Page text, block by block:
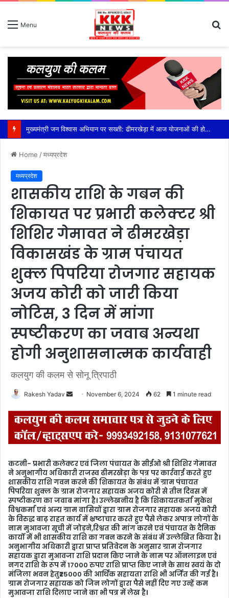
Menu
मुख्यमंत्री जन विश्वास अभियान पर सख्ती: ढीमरखेड़ा में आज योजनाओं की होगी बड़ी समीक्षा, लापरवाही पर रहेगा फोकस,सीईओ युजवेंद्र कोरी की अध्यक्षता में होगी अहम बैठक, सीएम हेल्पलाइन, पीएम आवास, संबल योजना और लंबित विकास कार्यों की होगी विस्तृत समीक्षा
Home /मध्यप्रदेश
मध्यप्रदेश
शासकीय राशि के गबन की
शिकायत पर प्रभारी कलेक्टर श्री
शिशिर गेमावत ने ढीमरखेड़ा
विकासखंड के ग्राम पंचायत
शुक्ल पिपरिया रोजगार सहायक
अजय कोरी को जारी किया
नोटिस, 3 दिन में मांगा
स्पष्टीकरण का जवाब अन्यथा
होगी अनुशासनात्मक कार्यवाही
कलयुग की कलम से सोनू त्रिपाठी
Rakesh Yadav
n
d
a
e
m
a
l
November 6, 2024 62 1 minute read
कटनी- प्रभारी कलेक्टर एवं जिला पंचायत के सीईओ श्री शिशिर गेमावत
ने अनुभागीय अधिकारी राजस्व ढीमरखेड़ा के पत्र पर कार्रवाई करते हुए
शासकीय राशि गवन करने की शिकायत के संबंध में ग्राम पंचायत
पिपरिया शुक्ल के ग्राम रोजगार सहायक अजय कोरी से तीन दिवस में
स्पष्टीकरण का जवाब मांगा है। उल्लेखनीय है कि शिकायतकर्ता मुकेश
विश्वकर्मा एवं अन्य ग्राम वासियों द्वारा ग्राम रोजगार सहायक अजय कोरी
के विरुद्ध बाढ़ राहत कार्य में भ्रष्टाचार करते हुए पैसे लेकर अपात्र लोगों के
नाम मुआवजा सूची में जोड़ने,रिश्वत की मांग करने एवं पंचायत के दैनिक
कार्यों में भी शासकीय राशि का गबन करने के संबंध में उल्लेखित किया है।
अनुभागीय अधिकारी द्वारा प्राप्त प्रतिवेदन के अनुसार ग्राम रोजगार
सहायक द्वारा मुआवजा राशि प्रदान किए जाने के नाम पर ऑनलाइन एवं
नगद राशि के रूप में 17000 रुपए राशि प्राप्त किए जाने के साथ स्वयं के दो
मंजिला भवन हेतु₹25000 की आर्थिक सहायता राशि भी अर्जित की गई है।
ग्राम रोजगार सहायक को जिन लोगों द्वारा पैसे नहीं दिए गए उन्हें कम
मुआवजा राशि दिलाए जाने का भी पत्र में लेख है।